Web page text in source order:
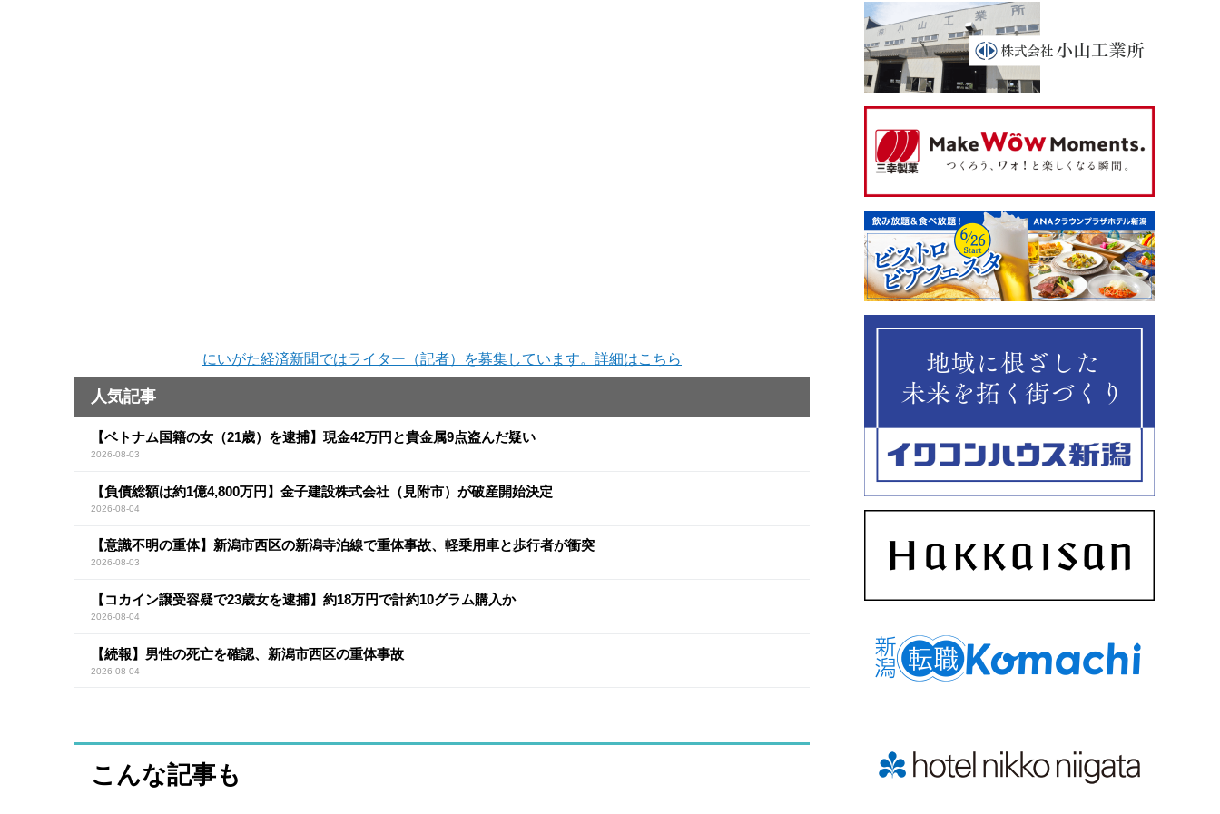
にいがた経済新聞ではライター（記者）を募集しています。詳細はこちら
人気記事
【ベトナム国籍の女（21歳）を逮捕】現金42万円と貴金属9点盗んだ疑い
2026-08-03
【負債総額は約1億4,800万円】金子建設株式会社（見附市）が破産開始決定
2026-08-04
【意識不明の重体】新潟市西区の新潟寺泊線で重体事故、軽乗用車と歩行者が衝突
2026-08-03
【コカイン譲受容疑で23歳女を逮捕】約18万円で計約10グラム購入か
2026-08-04
【続報】男性の死亡を確認、新潟市西区の重体事故
2026-08-04
こんな記事も